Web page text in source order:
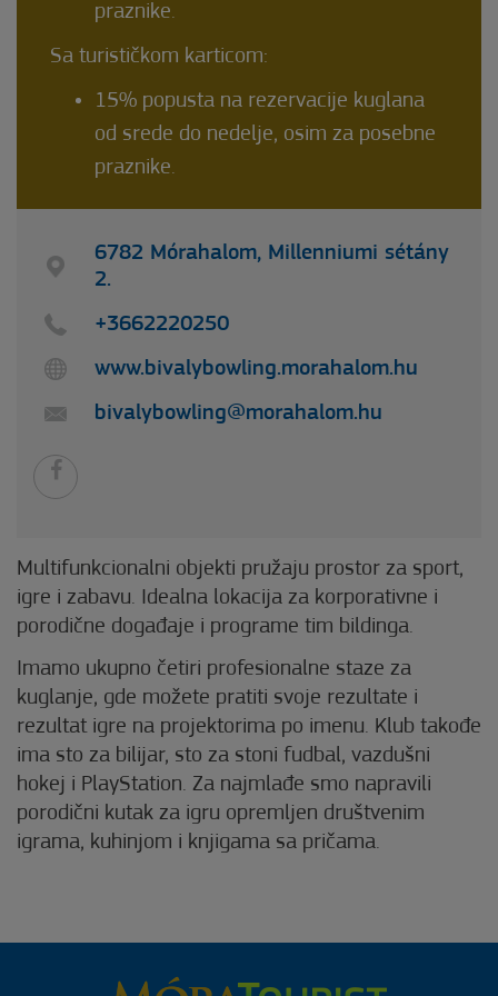
praznike.
Sa turističkom karticom:
15% popusta na rezervacije kuglana
od srede do nedelje, osim za posebne
praznike.
6782 Mórahalom, Millenniumi sétány
2.
+3662220250
www.bivalybowling.morahalom.hu
bivalybowling@morahalom.hu
Multifunkcionalni objekti pružaju prostor za sport,
igre i zabavu. Idealna lokacija za korporativne i
porodične događaje i programe tim bildinga.
Imamo ukupno četiri profesionalne staze za
kuglanje, gde možete pratiti svoje rezultate i
rezultat igre na projektorima po imenu. Klub takođe
ima sto za bilijar, sto za stoni fudbal, vazdušni
hokej i PlayStation. Za najmlađe smo napravili
porodični kutak za igru opremljen društvenim
igrama, kuhinjom i knjigama sa pričama.